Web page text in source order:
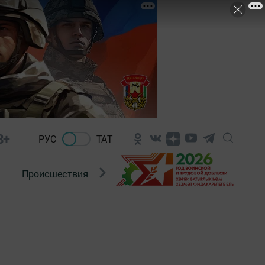
РУС ТАТ
Происшествия Новости Госавтоинспекции